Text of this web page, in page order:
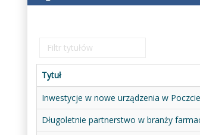
Filtr
tytułów
Tytuł
Inwestycje w nowe urządzenia w
Długoletnie partnerstwo w branży